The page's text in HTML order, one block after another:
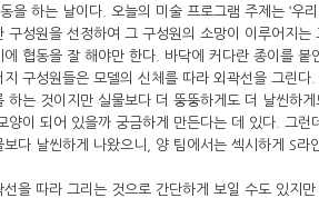
을 하는 날이다. 오늘의 미술 프로그램 주제는 ‘우
구성원을 선정하여 그 구성원의 소망이 이루어지는
협동을 잘 해야만 한다. 바닥에 커다란 종이를 붙
구성원들은 모델의 신체를 따라 외곽선을 그린다
하는 것이지만 실물보다 더 뚱뚱하게도 더 날씬하
양이 되어 있을까 궁금하게 만든다는 데 있다. 그런
보다 날씬하게 나왔으니, 양 팀에서는 섹시하게 S라
을 따라 그리는 것으로 간단하게 보일 수도 있지